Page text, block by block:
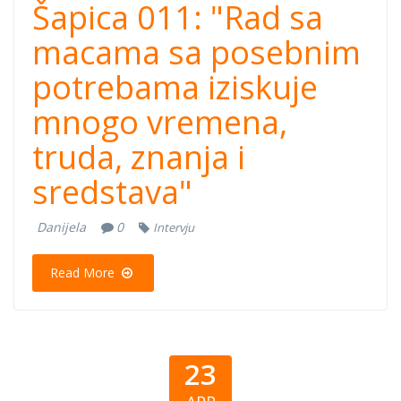
Šapica 011: "Rad sa
macama sa posebnim
potrebama iziskuje
mnogo vremena,
truda, znanja i
sredstava"
Danijela 0 Intervju
Read More
23